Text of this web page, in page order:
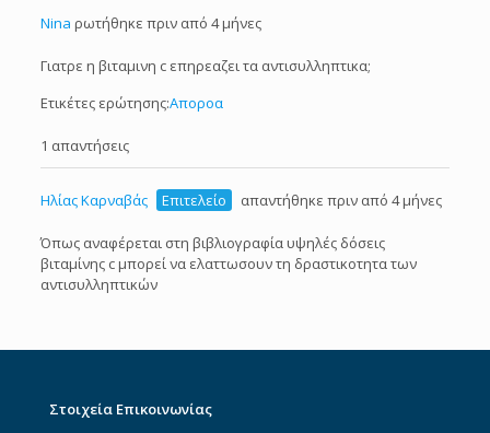
Nina ρωτήθηκε πριν από 4 μήνες
Γιατρε η βιταμινη c επηρεαζει τα αντισυλληπτικα;
Ετικέτες ερώτησης:Αποροα
1 απαντήσεις
Ηλίας Καρναβάς Επιτελείο απαντήθηκε πριν από 4 μήνες
Όπως αναφέρεται στη βιβλιογραφία υψηλές δόσεις
βιταμίνης c μπορεί να ελαττωσουν τη δραστικοτητα των
αντισυλληπτικών
Στοιχεία Επικοινωνίας